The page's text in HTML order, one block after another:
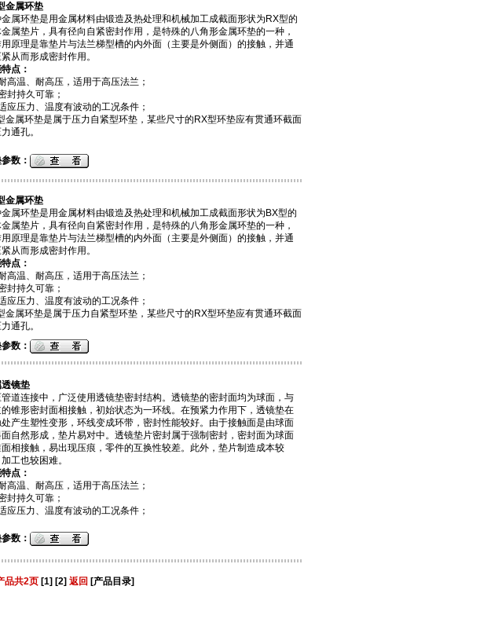
金属环垫
属环垫是用金属材料由锻造及热处理和机械加工成截面形状为 RX型的
属垫片，具有径向自紧密封作用，是特殊的八角形金属环垫的一种，
原理是靠垫片与法兰梯型槽的内外面（主要是外侧面）的接触，并通
从而形成密封作用。
点：
高温、耐高压，适用于高压法兰；
封持久可靠；
应压力、温度有波动的工况条件；
金属环垫是属于压力自紧型环垫，某些尺寸的RX型环垫应有贯通环截面
通孔。
数：
金属环垫
属环垫是用金属材料由锻造及热处理和机械加工成截面形状为BX型的
属垫片，具有径向自紧密封作用，是特殊的八角形金属环垫的一种，
原理是靠垫片与法兰梯型槽的内外面（主要是外侧面）的接触，并通
从而形成密封作用。
点：
高温、耐高压，适用于高压法兰；
封持久可靠；
应压力、温度有波动的工况条件；
金属环垫是属于压力自紧型环垫，某些尺寸的RX型环垫应有贯通环截面
通孔。
数：
镜垫
道连接中，广泛使用透镜垫密封结构。透镜垫的密封面均为球面，与
锥形密封面相接触，初始状态为一环线。在预紧力作用下，透镜垫在
产生塑性变形，环线变成环带，密封性能较好。由于接触面是由球面
自然形成，垫片易对中。透镜垫片密封属于强制密封，密封面为球面
相接触，易出现压痕，零件的互换性较差。此外，垫片制造成本较
工也较困难。
点：
高温、耐高压，适用于高压法兰；
封持久可靠；
应压力、温度有波动的工况条件；
数：
品共2页 [1] [2] 返回 [产品目录]